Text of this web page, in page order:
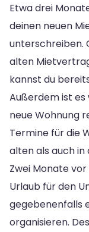
Etwa drei
deinen neuen
unterschreiben.
alten
kannst du
Außerdem ist es
neue Wohnung
Termine für die
alten als auch in
Zwei Monate
Urlaub für den
gegebenenfalls
organisieren.